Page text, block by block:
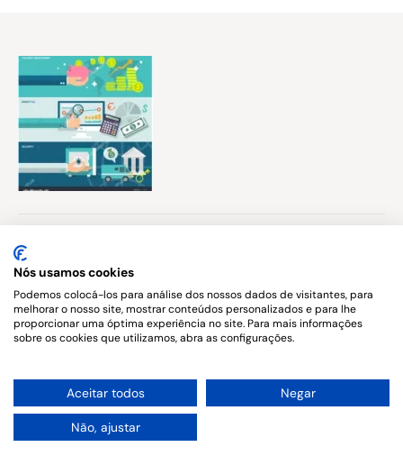
Published in
Direito Bancário
Copyright © 2026. All rights reserved.
Nós usamos cookies
Podemos colocá-los para análise dos nossos dados de visitantes, para
melhorar o nosso site, mostrar conteúdos personalizados e para lhe
proporcionar uma óptima experiência no site. Para mais informações
sobre os cookies que utilizamos, abra as configurações.
Aceitar todos Negar
Não, ajustar